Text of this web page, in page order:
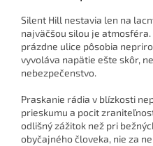
Silent Hill nestavia len na
najväčšou silou je
prázdne ulice pôsobia
vyvoláva napätie ešte skôr,
nebezpečenstvo.
Praskanie rádia v blízkosti
prieskumu a pocit
odlišný zážitok než pri
obyčajného človeka, nie za